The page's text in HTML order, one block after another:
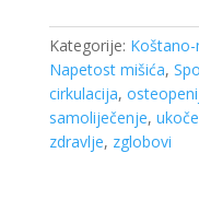
a
5
komada
količina
Kategorije:
Napetost mišića,
cirkulacija,
samoliječenje,
zdravlje, zglobovi